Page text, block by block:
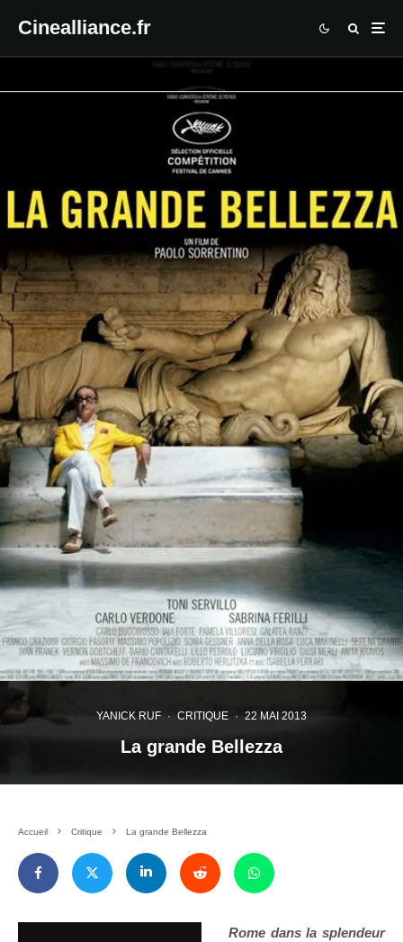
Cinealliance.fr
YANICK RUF · CRITIQUE · 22 MAI 2013
La grande Bellezza
Accueil Critique La grande Bellezza
Rome dans la splendeur